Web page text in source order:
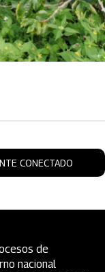
CONECTADO
de
nacional